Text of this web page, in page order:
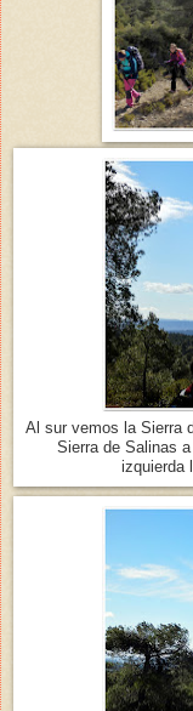
Al sur vemos la Sierra
Sierra de Salinas
izquierda